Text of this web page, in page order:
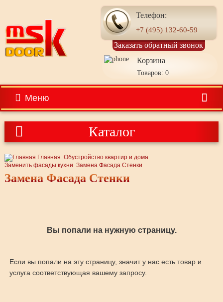
Телефон:
+7 (495) 132-60-59
Заказать обратный звонок
Корзина
Товаров: 0
Меню
Каталог
Главная Обустройство квартир и дома
Заменить фасады кухни Замена Фасада Стенки
Замена Фасада Стенки
Вы попали на нужную страницу.
Если вы попали на эту страницу, значит у нас есть товар и
услуга соответствующая вашему запросу.